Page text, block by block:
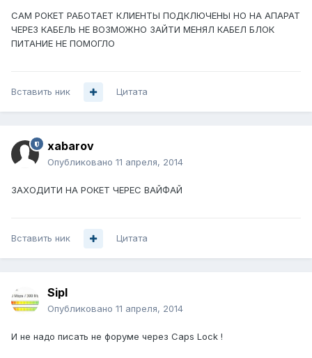
САМ РОКЕТ РАБОТАЕТ КЛИЕНТЫ ПОДКЛЮЧЕНЫ НО НА АПАРАТ
ЧЕРЕЗ КАБЕЛЬ НЕ ВОЗМОЖНО ЗАЙТИ МЕНЯЛ КАБЕЛ БЛОК
ПИТАНИЕ НЕ ПОМОГЛО
Вставить ник Цитата
xabarov
Опубликовано 11 апреля, 2014
ЗАХОДИТИ НА РОКЕТ ЧЕРЕС ВАЙФАЙ
Вставить ник Цитата
Sipl
Опубликовано 11 апреля, 2014
И не надо писать не форуме через Caps Lock !